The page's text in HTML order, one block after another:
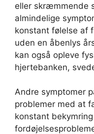
eller skræmmende
almindelige
konstant følelse af
uden en åbenlys
kan også opleve
hjertebanken,
Andre symptomer
problemer med at
konstant